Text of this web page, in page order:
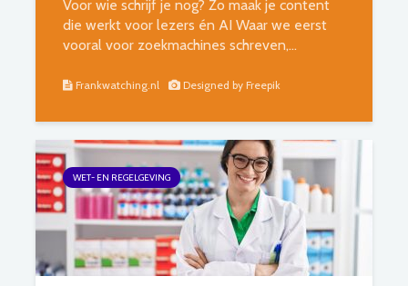
Voor wie schrijf je nog? Zo maak je content
die werkt voor lezers én AI Waar we eerst
vooral voor zoekmachines schreven,...
Frankwatching.nl Designed by Freepik
WET- EN REGELGEVING